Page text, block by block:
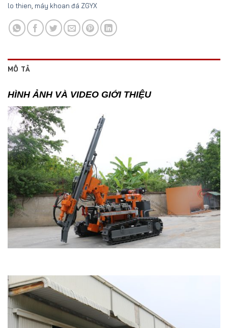
lo thien máy khoan đá ZGYX
MÔ TẢ
HÌNH ẢNH VÀ VIDEO GIỚI THIỆU